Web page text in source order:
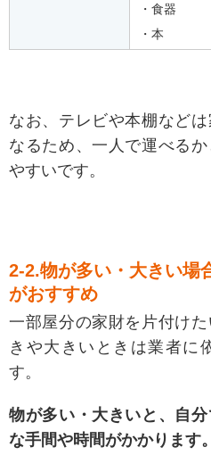
・食器
・本
なお、テレビや本棚など
なるため、一人で運べる
やすいです。
2-2.物が多い・大きい場
がおすすめ
一部屋分の家財を片付け
きや大きいときは業者に
す。
物が多い・大きいと、自
な手間や時間がかかります。